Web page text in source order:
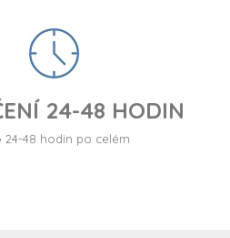
24-48 HODIN
24-48 hodin po celém